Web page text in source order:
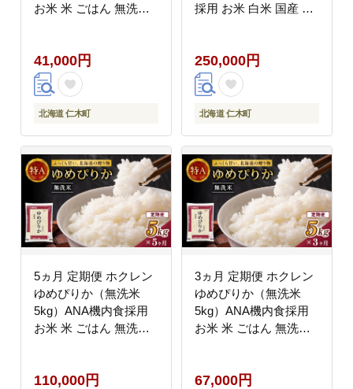
お米 米 ごはん 無洗米
41,000円
北海道 仁木町
採用 お米 白米 国産 北
250,000円
北海道 仁木町
5ヵ月 定期便 ホクレン
ゆめぴりか（無洗米
5kg）ANA機内食採用
お米 米 ごはん 無洗米
110,000円
3ヵ月 定期便 ホクレン
ゆめぴりか（無洗米
5kg）ANA機内食採用
お米 米 ごはん 無洗米
67,000円